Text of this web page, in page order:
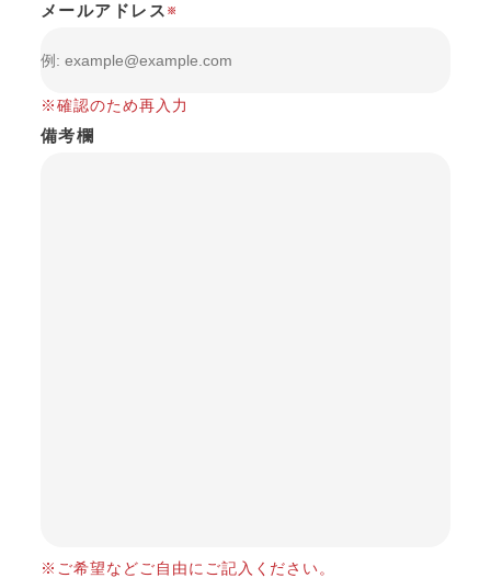
メールアドレス ※
※確認のため再入力
備考欄
※ご希望などご自由にご記入ください。